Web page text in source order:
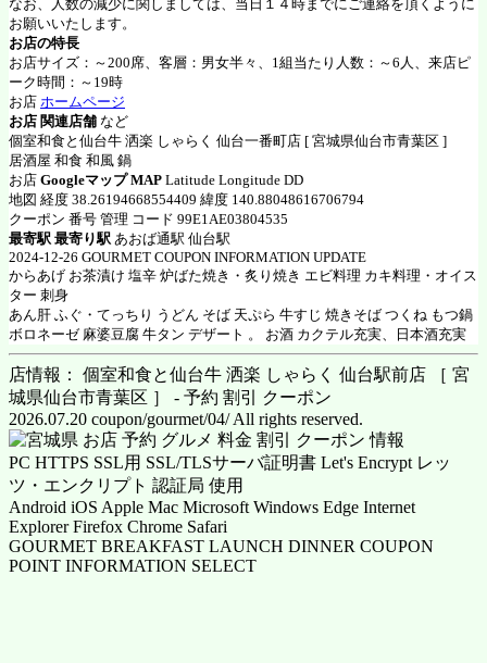
なお、人数の減少に関しましては、当日１４時までにご連絡を頂くように
お願いいたします。
お店の特長
お店サイズ：～200席、客層：男女半々、1組当たり人数：～6人、来店ピ
ーク時間：～19時
お店 ホームページ
お店 関連店舗 など
個室和食と仙台牛 洒楽 しゃらく 仙台一番町店 [ 宮城県仙台市青葉区 ]
居酒屋 和食 和風 鍋
お店 Googleマップ MAP Latitude Longitude DD
地図 経度 38.26194668554409 緯度 140.88048616706794
クーポン 番号 管理 コード 99E1AE03804535
最寄駅 最寄り駅 あおば通駅 仙台駅
2024-12-26 GOURMET COUPON INFORMATION UPDATE
からあげ お茶漬け 塩辛 炉ばた焼き・炙り焼き エビ料理 カキ料理・オイス
ター 刺身
あん肝 ふぐ・てっちり うどん そば 天ぷら 牛すじ 焼きそば つくね もつ鍋
ボロネーゼ 麻婆豆腐 牛タン デザート 。 お酒 カクテル充実、日本酒充実
店情報： 個室和食と仙台牛 洒楽 しゃらく 仙台駅前店 ［ 宮
城県仙台市青葉区 ］ - 予約 割引 クーポン
2026.07.20 coupon/gourmet/04/ All rights reserved.
PC HTTPS SSL用 SSL/TLSサーバ証明書 Let's Encrypt レッ
ツ・エンクリプト 認証局 使用
Android iOS Apple Mac Microsoft Windows Edge Internet
Explorer Firefox Chrome Safari
GOURMET BREAKFAST LAUNCH DINNER COUPON
POINT INFORMATION SELECT